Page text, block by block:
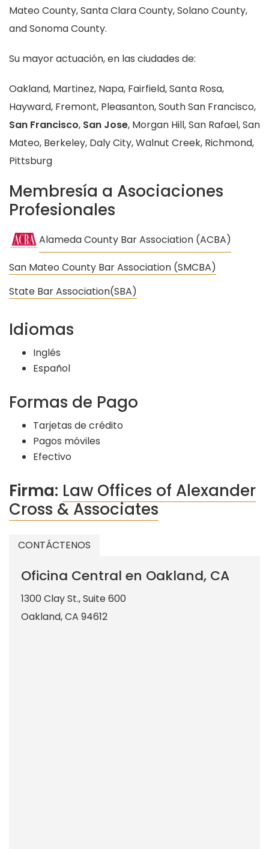
Mateo County, Santa Clara County, Solano County,
and Sonoma County.
Su mayor actuación, en las ciudades de:
Oakland, Martinez, Napa, Fairfield, Santa Rosa,
Hayward, Fremont, Pleasanton, South San Francisco,
San Francisco, San Jose, Morgan Hill, San Rafael, San
Mateo, Berkeley, Daly City, Walnut Creek, Richmond,
Pittsburg
Membresía a Asociaciones
Profesionales
Alameda County Bar Association (ACBA)
San Mateo County Bar Association (SMCBA)
State Bar Association(SBA)
Idiomas
Inglés
Español
Formas de Pago
Tarjetas de crédito
Pagos móviles
Efectivo
Firma: Law Offices of Alexander
Cross & Associates
CONTÁCTENOS
Oficina Central en Oakland, CA
1300 Clay St., Suite 600
Oakland,CA 94612